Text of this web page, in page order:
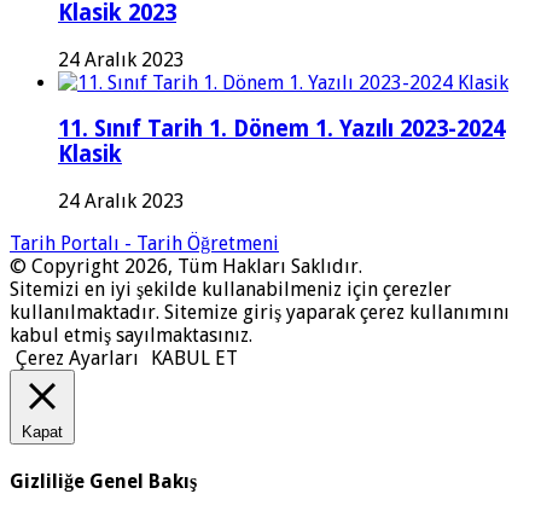
Klasik 2023
24 Aralık 2023
11. Sınıf Tarih 1. Dönem 1. Yazılı 2023-2024
Klasik
24 Aralık 2023
Tarih Portalı - Tarih Öğretmeni
© Copyright 2026, Tüm Hakları Saklıdır.
Sitemizi en iyi şekilde kullanabilmeniz için çerezler
kullanılmaktadır. Sitemize giriş yaparak çerez kullanımını
kabul etmiş sayılmaktasınız.
Çerez Ayarları
KABUL ET
Kapat
Gizliliğe Genel Bakış